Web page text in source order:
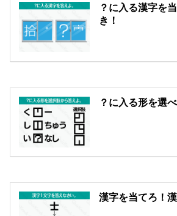
？に入る漢字を
き！
？に入る形を選
漢字を当てろ！